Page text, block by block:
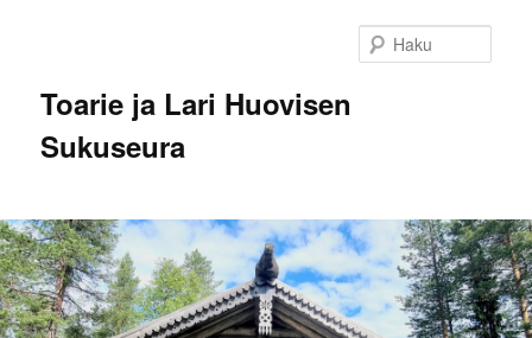
Toarie ja Lari Huovisen
Sukuseura